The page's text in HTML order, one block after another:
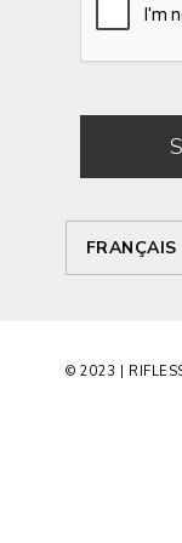
FRANÇAIS
© 2023 |